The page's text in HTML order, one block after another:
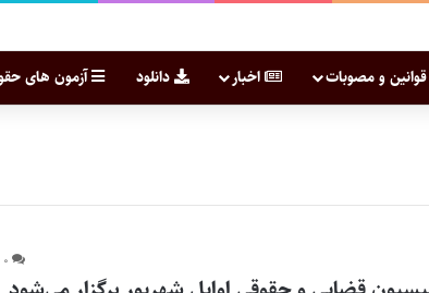
قوانین و مصوبات اخبار دانلود آزمون های
۰